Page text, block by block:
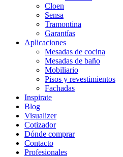
Cloen
Sensa
Tramontina
Garantías
Aplicaciones
Mesadas de cocina
Mesadas de baño
Mobiliario
Pisos y revestimientos
Fachadas
Inspirate
Blog
Visualizer
Cotizador
Dónde comprar
Contacto
Profesionales